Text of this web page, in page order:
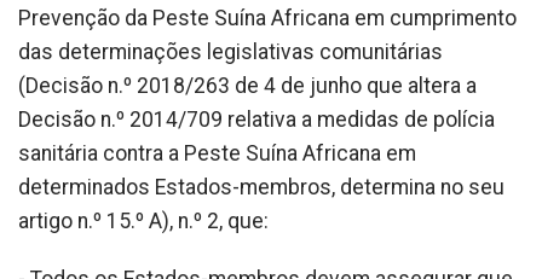
Prevenção da Peste Suína Africana em cumprimento
das determinações legislativas comunitárias
(Decisão n.º 2018/263 de 4 de junho que altera a
Decisão n.º 2014/709 relativa a medidas de polícia
sanitária contra a Peste Suína Africana em
determinados Estados-membros, determina no seu
artigo n.º 15.º A), n.º 2, que: